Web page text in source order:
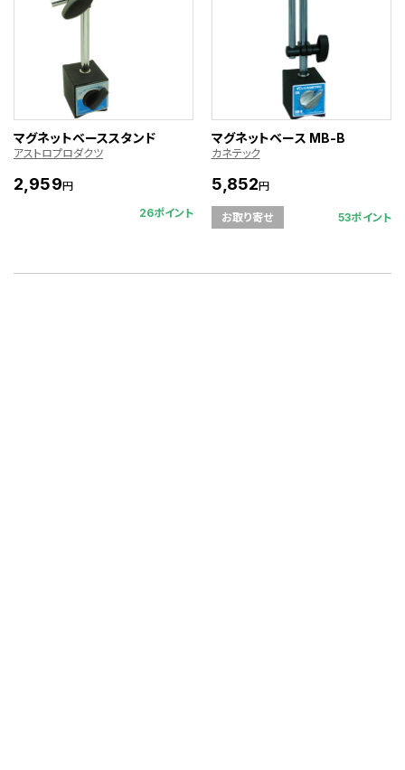
マグネットベーススタンド
アストロプロダクツ
2,959円
26ポイント
マグネットベース MB-B
カネテック
5,852円
お取り寄せ 53ポイント